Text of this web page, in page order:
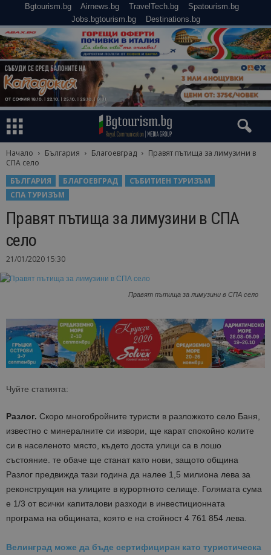
Bgtourism.bg Airnews.bg TravelTech.bg
Spatourism.bg
Jobs.bgtourism.bg
Destinations.bg
Начало България Благоевград
Правят пътища за лимузини в
СПА село
БЪЛГАРИЯ
БЛАГОЕВГРАД
СЪБИТИЕН ТУРИЗЪМ
СПА ТУРИЗЪМ
Правят пътища за лимузини в СПА
село
21/01/2020 15:30
Правят пътища за лимузини в СПА село
Чуйте статията:
Разлог. Скоро многобройните туристи в разложкото село Баня,
известно с минералните си извори, ще карат спокойно колите
си в населеното място, където доста улици са в лошо
състояние. те обаче ще станат като нови, защото община
Разлог предвижда тази година да налее 1,5 милиона лева за
реконструкция на улиците в курортното селище. Голямата сума
е 1/3 от всички капиталови разходи в инвестиционната
програма на общината, която е на стойност 4 761 854 лева.
Велинград може да бъде сертифициран като туристическа